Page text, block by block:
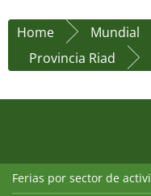
Home Mundial
Provincia Riad
Ferias por sector de